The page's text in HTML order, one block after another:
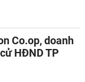
Co.op, doanh
HĐND TP